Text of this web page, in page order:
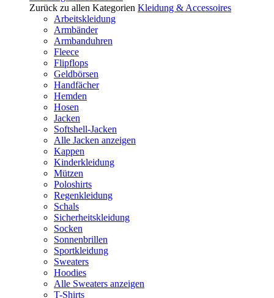
Zurück zu allen Kategorien Kleidung & Accessoires
Arbeitskleidung
Armbänder
Armbanduhren
Fleece
Flipflops
Geldbörsen
Handfächer
Hemden
Hosen
Jacken
Softshell-Jacken
Alle Jacken anzeigen
Kappen
Kinderkleidung
Mützen
Poloshirts
Regenkleidung
Schals
Sicherheitskleidung
Socken
Sonnenbrillen
Sportkleidung
Sweaters
Hoodies
Alle Sweaters anzeigen
T-Shirts